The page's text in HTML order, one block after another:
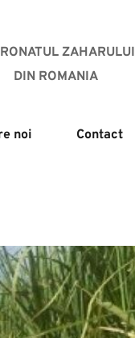
ZAHARULUI
DIN ROMANIA
noi Contact